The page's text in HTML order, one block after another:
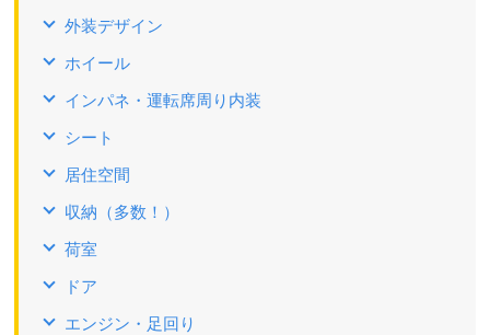
外装デザイン
ホイール
インパネ・運転席周り内装
シート
居住空間
収納（多数！）
荷室
ドア
エンジン・足回り